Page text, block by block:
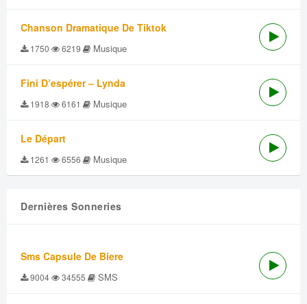
Chanson Dramatique De Tiktok
1750 6219 Musique
Fini D’espérer – Lynda
1918 6161 Musique
Le Départ
1261 6556 Musique
Dernières Sonneries
Sms Capsule De Biere
9004 34555 SMS